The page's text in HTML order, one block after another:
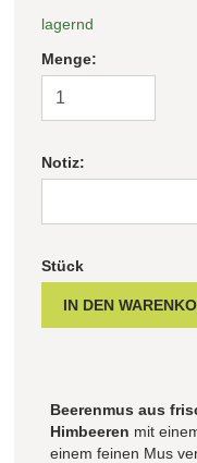
lagernd
Menge:
Notiz:
Stück
Beerenmus aus
Himbeeren mit
einem feinen Mus